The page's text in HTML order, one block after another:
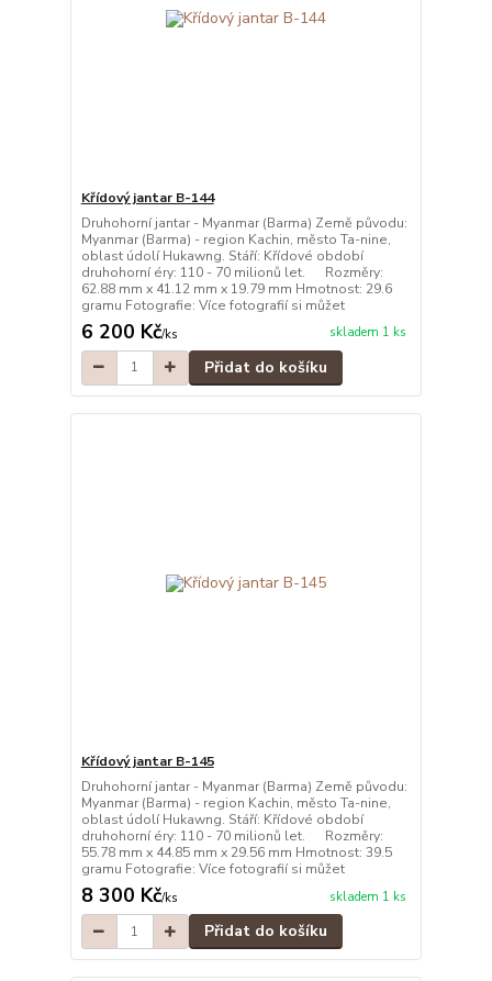
Křídový jantar B-144
Druhohorní jantar - Myanmar (Barma) Země původu:
Myanmar (Barma) - region Kachin, město Ta-nine,
oblast údolí Hukawng. Stáří: Křídové období
druhohorní éry: 110 - 70 milionů let. Rozměry:
62.88 mm x 41.12 mm x 19.79 mm Hmotnost: 29.6
gramu Fotografie: Více fotografií si můžet
6 200 Kč/ks skladem 1 ks
Přidat do košíku
Křídový jantar B-145
Druhohorní jantar - Myanmar (Barma) Země původu:
Myanmar (Barma) - region Kachin, město Ta-nine,
oblast údolí Hukawng. Stáří: Křídové období
druhohorní éry: 110 - 70 milionů let. Rozměry:
55.78 mm x 44.85 mm x 29.56 mm Hmotnost: 39.5
gramu Fotografie: Více fotografií si můžet
8 300 Kč/ks skladem 1 ks
Přidat do košíku